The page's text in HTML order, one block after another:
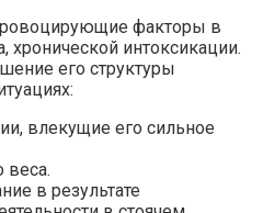
факторы в
интоксикации.
его структуры
влекущие его сильное
веса.
в результате